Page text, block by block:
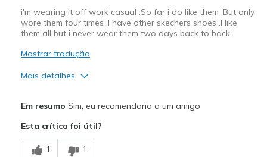
i'm wearing it off work casual .So far i do like them .But only
wore them four times .I have other skechers shoes .I like
them all but i never wear them two days back to back .
Mostrar tradução
Mais detalhes
Comfortable
Em resumo Sim, eu recomendaria a um amigo
Esta crítica foi útil?
1 1